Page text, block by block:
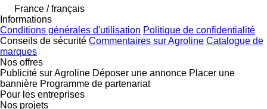
France / français
Informations
Conditions générales d'utilisation Politique de confidentialité
Conseils de sécurité Commentaires sur Agroline Catalogue de
marques
Nos offres
Publicité sur Agroline Déposer une annonce Placer une
bannière Programme de partenariat
Pour les entreprises
Nos projets